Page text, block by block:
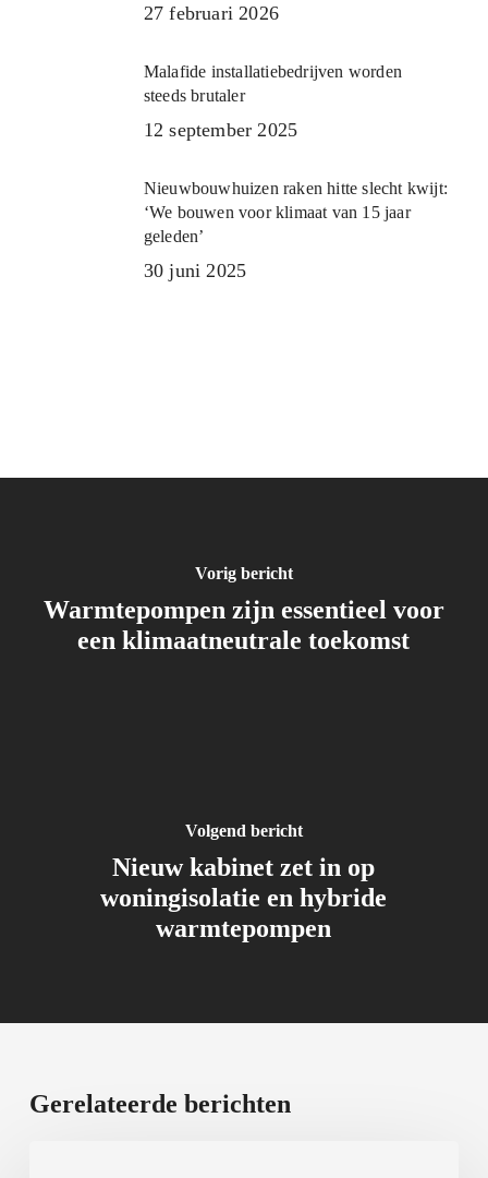
27 februari 2026
Malafide installatiebedrijven worden
steeds brutaler
12 september 2025
Nieuwbouwhuizen raken hitte slecht kwijt:
‘We bouwen voor klimaat van 15 jaar
geleden’
30 juni 2025
Vorig bericht
Warmtepompen zijn essentieel voor
een klimaatneutrale toekomst
Volgend bericht
Nieuw kabinet zet in op
woningisolatie en hybride
warmtepompen
Gerelateerde berichten